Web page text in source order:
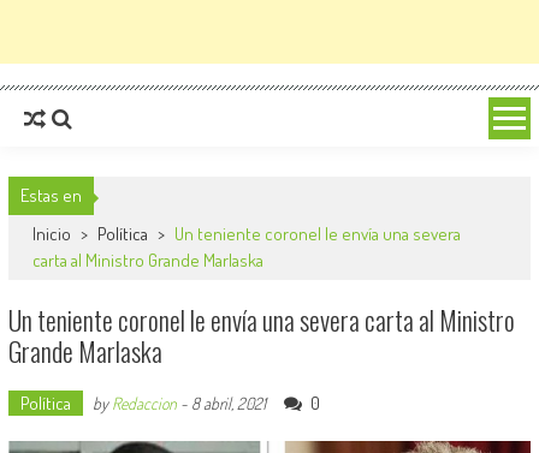
Estas en
Inicio > Política > Un teniente coronel le envía una severa
carta al Ministro Grande Marlaska
Un teniente coronel le envía una severa carta al Ministro
Grande Marlaska
Política byRedaccion- 8 abril, 2021 0